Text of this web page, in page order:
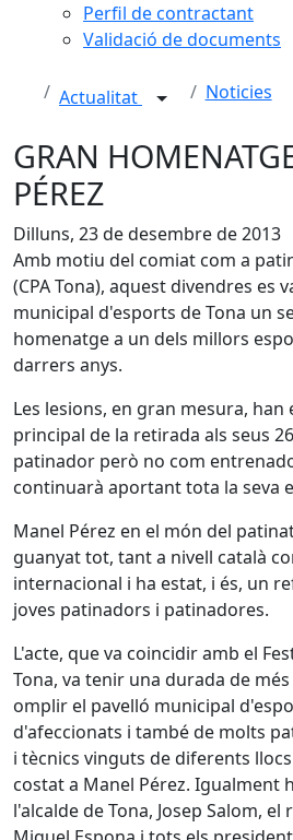
Perfil de contractant
Validació de documents
Actualitat Noticies
GRAN
PÉREZ
Dilluns, 23 de desembre de 2013
Amb motiu del comiat com a
(CPA Tona), aquest divendres es
municipal d'esports de Tona un
homenatge a un dels millors
darrers anys.
Les lesions, en gran mesura, han
principal de la retirada als seus
patinador però no com
continuarà aportant tota la seva
Manel Pérez en el món del
guanyat tot, tant a nivell català
internacional i ha estat, i és, un
joves patinadors i patinadores.
L'acte, que va coincidir amb el
Tona, va tenir una durada de
omplir el pavelló municipal
d'afeccionats i també de molts
i tècnics vinguts de diferents
costat a Manel Pérez. Igualment
l'alcalde de Tona, Josep Salom,